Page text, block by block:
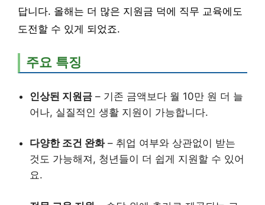
답니다. 올해는 더 많은 지원금 덕에 직무 교육에도
도전할 수 있게 되었죠.
주요 특징
인상된 지원금 – 기존 금액보다 월 10만 원 더 늘
어나, 실질적인 생활 지원이 가능합니다.
다양한 조건 완화– 취업 여부와 상관없이 받는
것도 가능해져, 청년들이 더 쉽게 지원할 수 있어
요.